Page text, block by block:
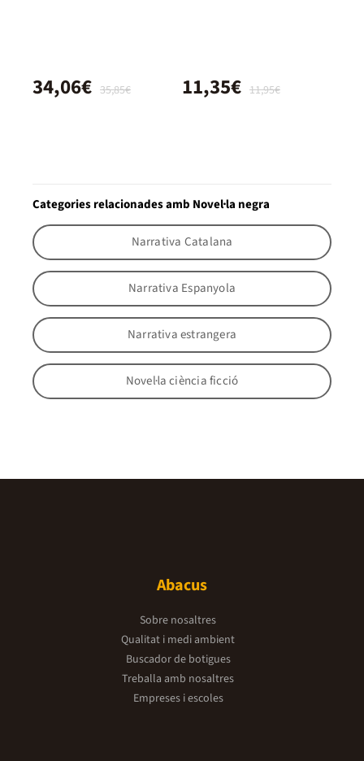
35,85€
34,06€ 11,95€
11,35€
Categories relacionades amb Novel·la negra
Narrativa Catalana
Narrativa Espanyola
Narrativa estrangera
Novel·la ciència ficció
Abacus
Sobre nosaltres
Qualitat i medi ambient
Buscador de botigues
Treballa amb nosaltres
Empreses i escoles